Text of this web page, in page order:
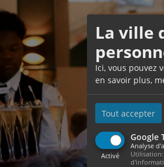
La ville
Ici, vous pouvez
en savoir plus,
Tout accepter
Google
Activé
Analyse
précédente